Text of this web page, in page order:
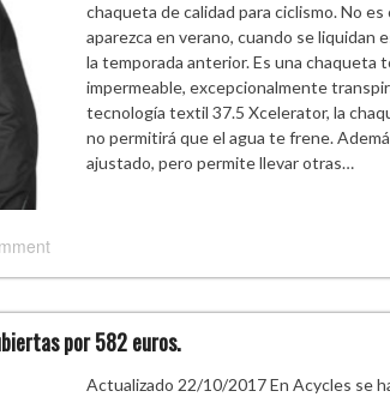
chaqueta de calidad para ciclismo. No es
aparezca en verano, cuando se liquidan
la temporada anterior. Es una chaqueta
impermeable, excepcionalmente
tecnología textil 37.5 Xcelerator, la
no permitirá que el agua te frene.
ajustado, pero permite llevar otras…
por 582 euros.
Actualizado 22/10/2017 En Acycles se